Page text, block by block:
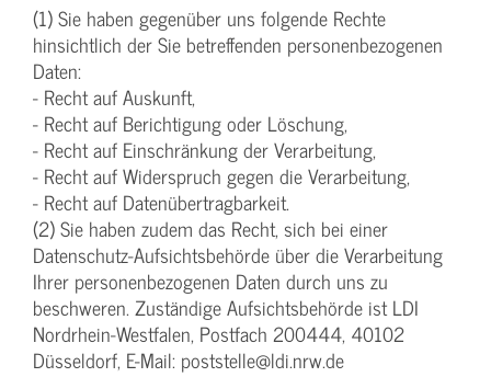
(1) Sie haben gegenüber uns folgende Rechte
hinsichtlich der Sie betreffenden personenbezogenen
Daten:
- Recht auf Auskunft,
- Recht auf Berichtigung oder Löschung,
- Recht auf Einschränkung der Verarbeitung,
- Recht auf Widerspruch gegen die Verarbeitung,
- Recht auf Datenübertragbarkeit.
(2) Sie haben zudem das Recht, sich bei einer
Datenschutz-Aufsichtsbehörde über die Verarbeitung
Ihrer personenbezogenen Daten durch uns zu
beschweren. Zuständige Aufsichtsbehörde ist LDI
Nordrhein-Westfalen, Postfach 200444, 40102
Düsseldorf, E-Mail: poststelle@ldi.nrw.de